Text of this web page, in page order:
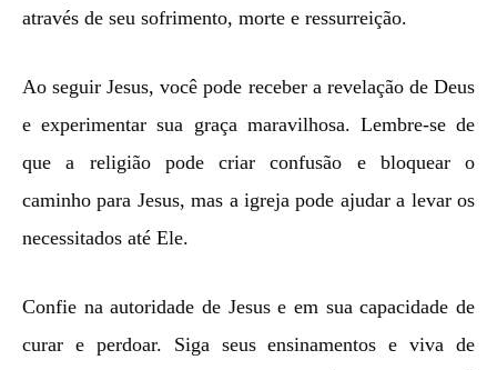
através de seu sofrimento, morte e ressurreição.
Ao seguir Jesus, você pode receber a revelação de Deus
e experimentar sua graça maravilhosa. Lembre-se de
que a religião pode criar confusão e bloquear o
caminho para Jesus, mas a igreja pode ajudar a levar os
necessitados até Ele.
Confie na autoridade de Jesus e em sua capacidade de
curar e perdoar. Siga seus ensinamentos e viva de